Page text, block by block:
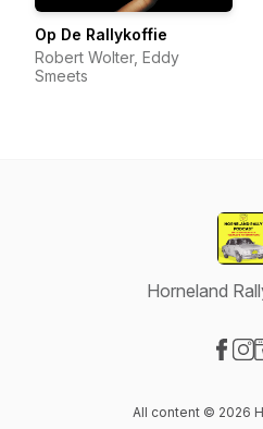
Op De Rallykoffie
Robert Wolter, Eddy
Smeets
Horneland
All content © 2026